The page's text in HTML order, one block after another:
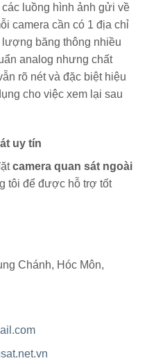
luồng hình ảnh gửi về
camera cần có 1 địa chỉ
lượng băng thông nhiều
analog nhưng chất
rõ nét và đặc biệt hiệu
cho việc xem lại sau
uy tín
camera quan sát ngoài
tôi để được hỗ trợ tốt
Chánh, Hóc Môn,